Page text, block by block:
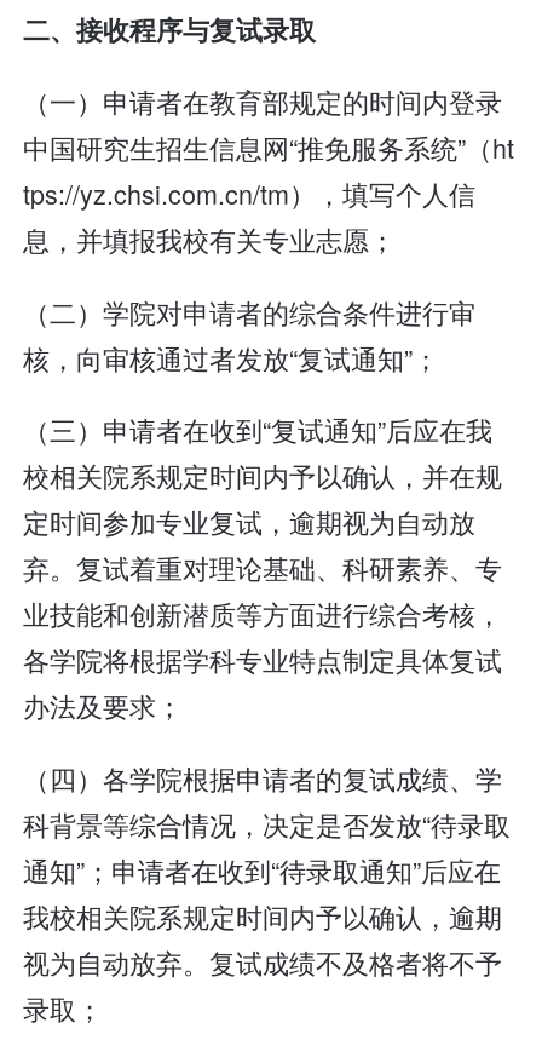
二、接收程序与复试录取
（一）申请者在教育部规定的时间内登录
中国研究生招生信息网“推免服务系统”（ht
tps://yz.chsi.com.cn/tm），填写个人信
息，并填报我校有关专业志愿；
（二）学院对申请者的综合条件进行审
核，向审核通过者发放“复试通知”；
（三）申请者在收到“复试通知”后应在我
校相关院系规定时间内予以确认，并在规
定时间参加专业复试，逾期视为自动放
弃。复试着重对理论基础、科研素养、专
业技能和创新潜质等方面进行综合考核，
各学院将根据学科专业特点制定具体复试
办法及要求；
（四）各学院根据申请者的复试成绩、学
科背景等综合情况，决定是否发放“待录取
通知”；申请者在收到“待录取通知”后应在
我校相关院系规定时间内予以确认，逾期
视为自动放弃。复试成绩不及格者将不予
录取；